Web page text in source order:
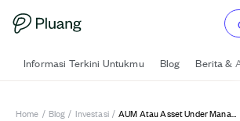
Informasi Terkini Untukmu Blog Berita &
Home / Blog / Investasi / AUM Atau Asset Under Management Sebagai Indikator Penilaian Manajer Investasi Yang Baik